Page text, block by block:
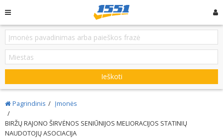
Ieškoti
Pagrindinis Įmonės
BIRŽŲ RAJONO ŠIRVĖNOS SENIŪNIJOS MELIORACIJOS STATINIŲ
NAUDOTOJŲ ASOCIACIJA